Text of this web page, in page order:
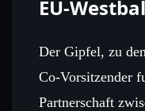
Der Gipfel, zu
Co‑Vorsitzender
Partnerschaft